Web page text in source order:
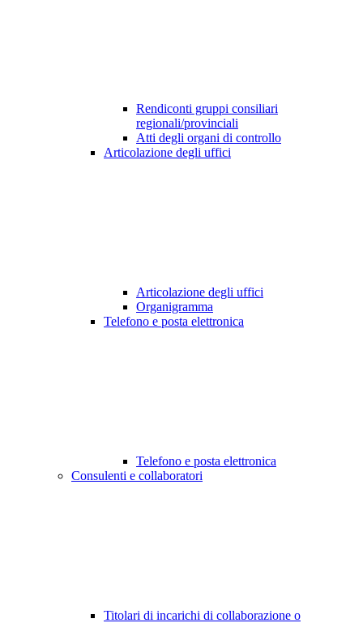
Rendiconti gruppi consiliari
regionali/provinciali
Atti degli organi di controllo
Articolazione degli uffici
Articolazione degli uffici
Organigramma
Telefono e posta elettronica
Telefono e posta elettronica
Consulenti e collaboratori
Titolari di incarichi di collaborazione o